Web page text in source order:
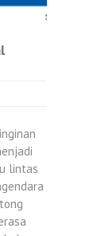
lintas